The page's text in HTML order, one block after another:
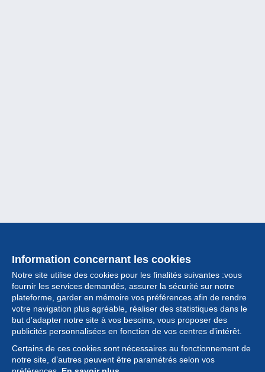
Information concernant les cookies
Notre site utilise des cookies pour les finalités suivantes :vous
fournir les services demandés, assurer la sécurité sur notre
plateforme, garder en mémoire vos préférences afin de rendre
votre navigation plus agréable, réaliser des statistiques dans le
but d’adapter notre site à vos besoins, vous proposer des
publicités personnalisées en fonction de vos centres d’intérêt.
Certains de ces cookies sont nécessaires au fonctionnement de
notre site, d’autres peuvent être paramétrés selon vos
Collection
Actualités